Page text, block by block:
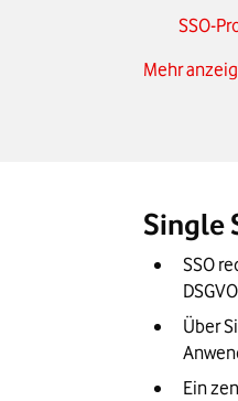
SSO-
SSO-
Single
Unser
Mehr
Single
SSO
Über
Ein